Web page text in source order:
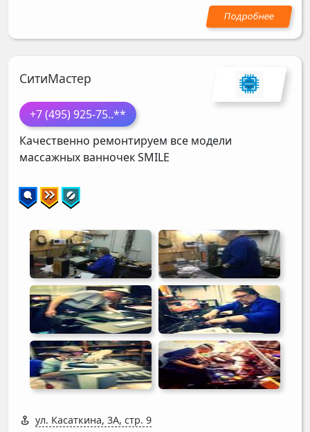
СитиМастер
+7 (495) 925-75..**
Качественно ремонтируем все модели
массажных ванночекSMILE
ул. Касаткина, 3А, стр. 9